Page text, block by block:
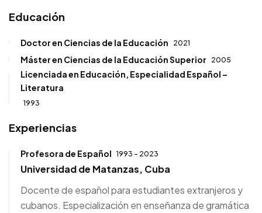
Educación
Doctor en Ciencias de la Educación 2021
Máster en Ciencias de la Educación Superior 2005
Licenciada en Educación, Especialidad Español –
Literatura
1993
Experiencias
Profesora de Español 1993 - 2023
Universidad de Matanzas, Cuba
Docente de español para estudiantes extranjeros y
cubanos. Especialización en enseñanza de gramática